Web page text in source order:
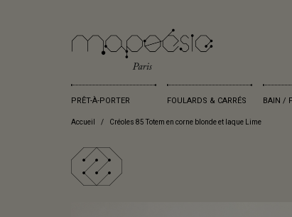
PRÊT-À-PORTER FOULARDS & CARRÉS BAIN /
Accueil Créoles 85 Totem en corne blonde et laque Lime